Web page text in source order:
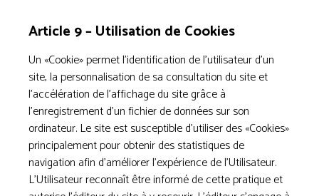
Article 9 – Utilisation de Cookies
Un «Cookie» permet l’identification de l’utilisateur d’un
site, la personnalisation de sa consultation du site et
l’accélération de l’affichage du site grâce à
l’enregistrement d’un fichier de données sur son
ordinateur. Le site est susceptible d’utiliser des «Cookies»
principalement pour obtenir des statistiques de
navigation afin d’améliorer l’expérience de l’Utilisateur.
L’Utilisateur reconnaît être informé de cette pratique et